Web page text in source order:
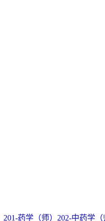
201-药学（师） 202-中药学